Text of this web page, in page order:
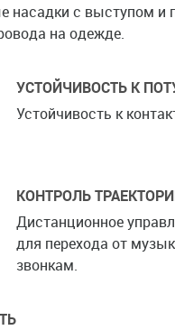
насадки с выступом и
на одежде.
УСТОЙЧИВОСТЬ К
Устойчивость к
КОНТРОЛЬ
Дистанционное
для перехода от
звонкам.